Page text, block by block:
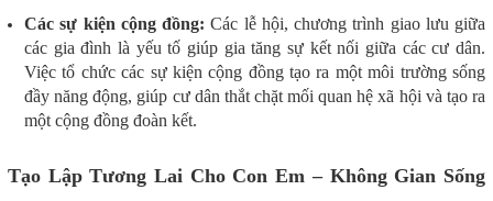
Các sự kiện cộng đồng: Các lễ hội, chương trình giao lưu giữa
các gia đình là yếu tố giúp gia tăng sự kết nối giữa các cư dân.
Việc tổ chức các sự kiện cộng đồng tạo ra một môi trường sống
đầy năng động, giúp cư dân thắt chặt mối quan hệ xã hội và tạo ra
một cộng đồng đoàn kết.
Tạo Lập Tương Lai Cho Con Em – Không Gian Sống